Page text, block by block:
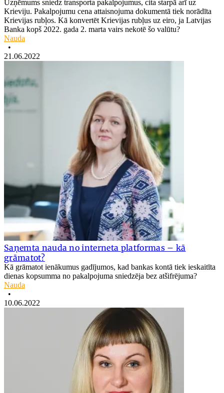
Uzņēmums sniedz transporta pakalpojumus, cita starpā arī uz
Krieviju. Pakalpojumu cena attaisnojuma dokumentā tiek norādīta
Krievijas rubļos. Kā konvertēt Krievijas rubļus uz eiro, ja Latvijas
Banka kopš 2022. gada 2. marta vairs nekotē šo valūtu?
Nauda
•
21.06.2022
Saņemta nauda no interneta platformas – kā
grāmatot?
Kā grāmatot ienākumus gadījumos, kad bankas kontā tiek ieskaitīta
dienas kopsumma no pakalpojuma sniedzēja bez atšifrējuma?
Nauda
•
10.06.2022